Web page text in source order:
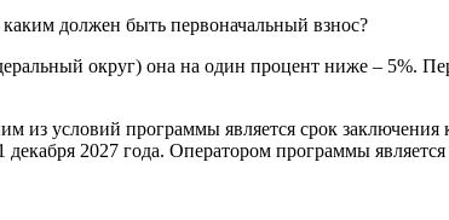
должен быть первоначальный взнос?
округ) она на один процент ниже – 5%.
из условий программы является срок
декабря 2027 года. Оператором программы